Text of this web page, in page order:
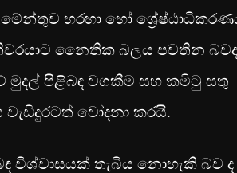
හරහා හෝ
නෛතික බලය පවතින බවද
මුදල් පිළිබඳ වගකීම සහ කමිටු සතු
චෝදනා කරයි.
තැබිය නොහැකි බව ද